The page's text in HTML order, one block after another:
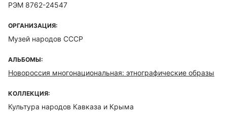
РЭМ 8762-24547
ОРГАНИЗАЦИЯ:
Музей народов СССР
АЛЬБОМЫ:
Новороссия многонациональная: этнографические образы
КОЛЛЕКЦИЯ:
Культура народов Кавказа и Крыма